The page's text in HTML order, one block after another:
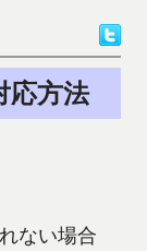
応方法
ない場合